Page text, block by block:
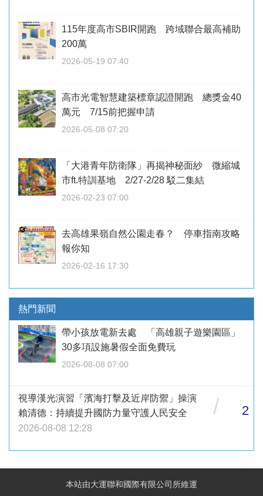
115年度高市SBIR開跑 跨域聯合最高補助
200萬
2026-05-19 07:40
高市光電智慧建築標章認證開跑 總獎金40
萬元 7/15前把握申請
2026-05-08 07:20
「大港青年防衛隊」再揭神秘面紗 微縮城
市ft.特訓基地 2/27-2/28 駁二集結
2026-02-23 07:00
去高雄果嶺自然公園走春？ 停車指南攻略
報你知
2026-02-16 17:30
熱門新聞
帶小孩放電新去處 「高雄親子遊樂園區」
30多項設施暑假全面免費玩
2026-08-08 07:00
視導漢光演習「濱海打擊及近岸防禦」操演
賴清德：持續提升國防力量守護人民安全
2026-08-08 12:28
/ 2
本站由大運聯和國際有限公司所維運